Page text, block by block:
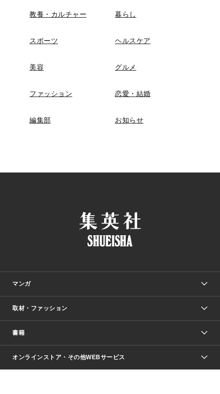
教養・カルチャー 暮らし
スポーツ ヘルスケア
美容 グルメ
ファッション 恋愛・結婚
編集部 お知らせ
マンガ
少年マンガ
Vジャンプ
週刊ヤングジャンプ
少女マンガ
取材・ファッション
Seventeen
芸能・情報・スポーツ
書籍
文芸・文庫・総合
オンラインストア・その他WEBサービス